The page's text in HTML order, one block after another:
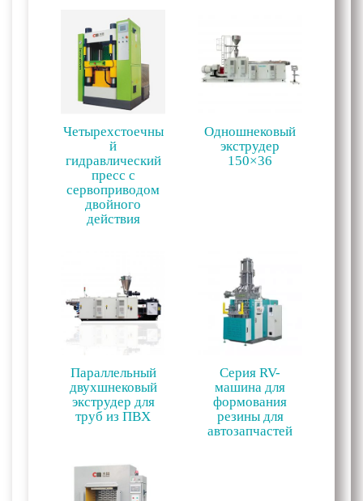
Четырехстоечны
й
гидравлический
пресс с
сервоприводом
двойного
действия
Одношнековый
экструдер
150×36
Параллельный
двухшнековый
экструдер для
труб из ПВХ
Серия RV-
машина для
формования
резины для
автозапчастей